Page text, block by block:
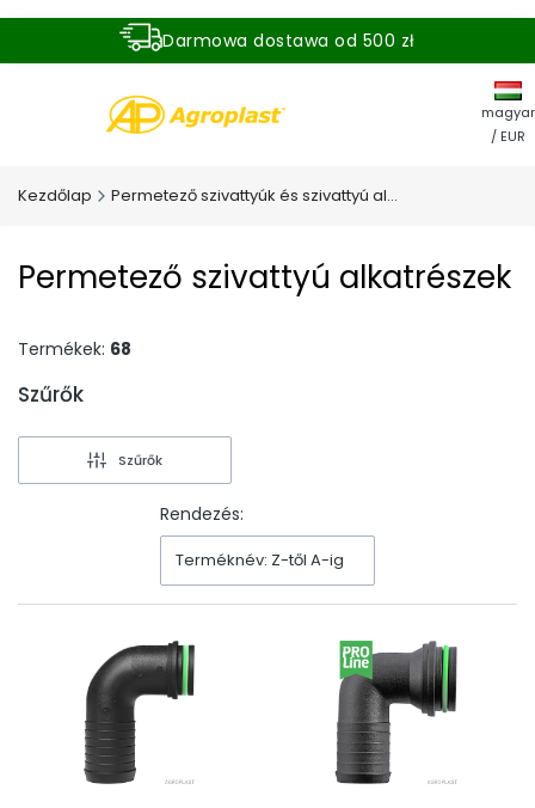
Darmowa dostawa od 500 zł
magyar
/ EUR
Kezdőlap Permetező szivattyúk és szivattyú alkatrészek
Permetező szivattyú alkatrészek
Termékek: 68
Szűrők
End of filters
Szűrők
Rendezés:
Terméknév: Z-től A-ig